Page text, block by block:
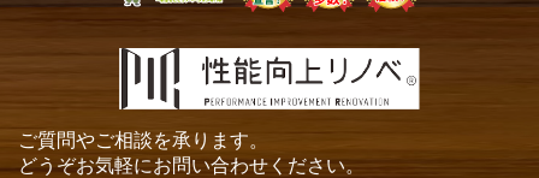
ご質問やご相談を承ります。
どうぞお気軽にお問い合わせください。